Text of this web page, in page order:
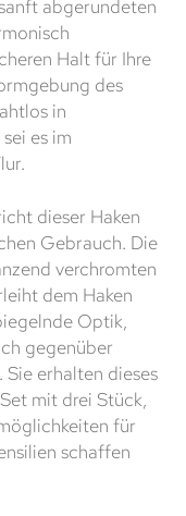
abgerundeten
Halt für Ihre
des
in
es im
dieser Haken
Gebrauch. Die
verchromten
dem Haken
Optik,
gegenüber
erhalten dieses
mit drei Stück,
für
schaffen